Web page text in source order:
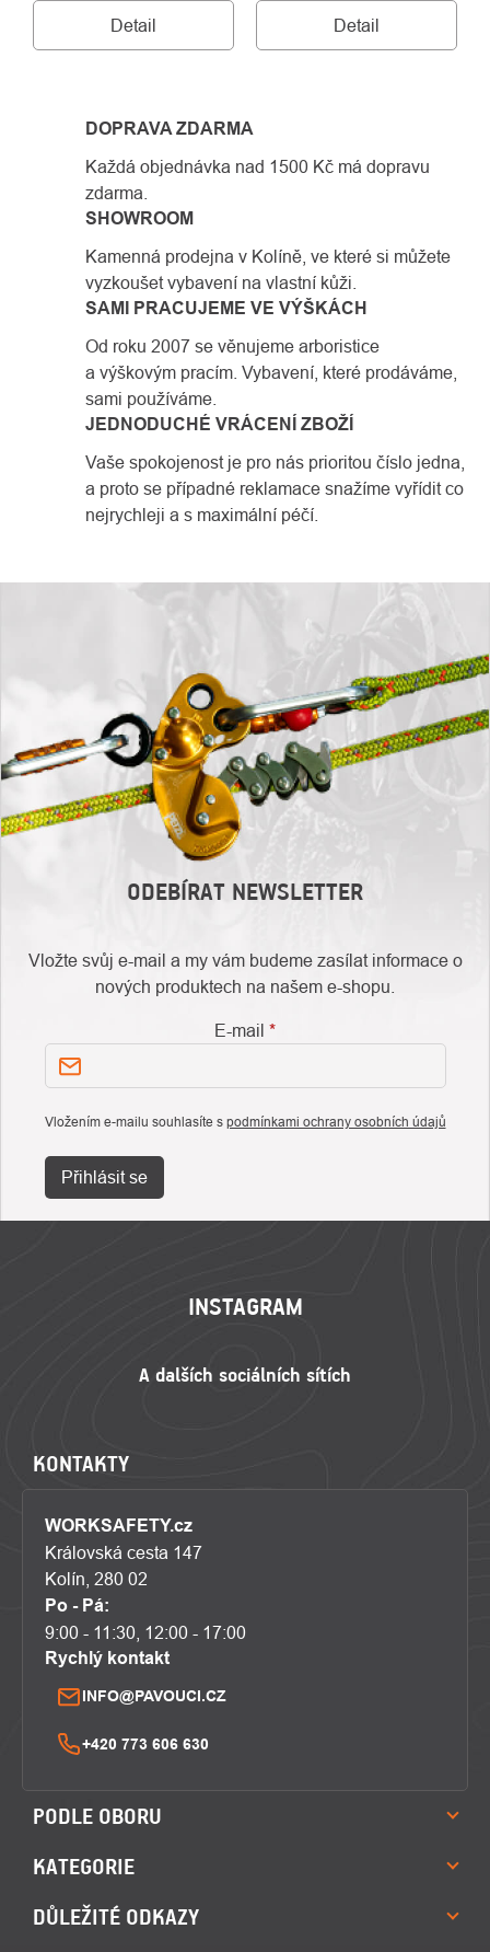
Detail Detail
DOPRAVA ZDARMA
Každá objednávka nad 1500 Kč má dopravu
zdarma.
SHOWROOM
Kamenná prodejna v Kolíně, ve které si můžete
vyzkoušet vybavení na vlastní kůži.
SAMI PRACUJEME VE VÝŠKÁCH
Od roku 2007 se věnujeme arboristice
a výškovým pracím. Vybavení, které prodáváme,
sami používáme.
JEDNODUCHÉ VRÁCENÍ ZBOŽÍ
Vaše spokojenost je pro nás prioritou číslo jedna,
a proto se případné reklamace snažíme vyřídit co
nejrychleji a s maximální péčí.
ODEBÍRAT NEWSLETTER
Vložte svůj e-mail a my vám budeme zasílat informace o
nových produktech na našem e-shopu.
E-mail
Vložením e-mailu souhlasíte s podmínkami ochrany osobních údajů
Přihlásit se
INSTAGRAM
KONTAKTY
WORKSAFETY.cz
Královská cesta 147
Kolín, 280 02
Po - Pá:
9:00 - 11:30, 12:00 - 17:00
Rychlý kontakt
INFO@PAVOUCI.CZ
+420 773 606 630
PODLE OBORU
KATEGORIE
DŮLEŽITÉ ODKAZY